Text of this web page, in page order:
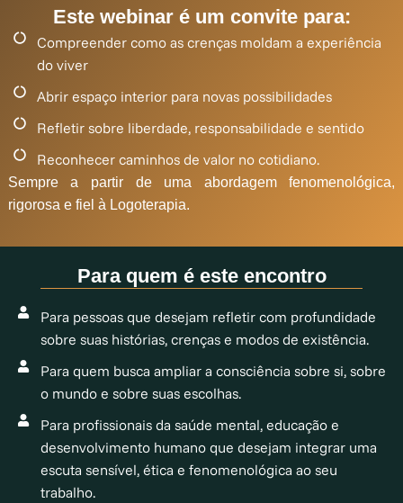
Este webinar é um convite para:
Compreender como as crenças moldam a experiência
do viver
Abrir espaço interior para novas possibilidades
Refletir sobre liberdade, responsabilidade e sentido
Reconhecer caminhos de valor no cotidiano.
Sempre a partir de uma abordagem fenomenológica,
rigorosa e fiel à Logoterapia.
Para quem é este encontro
Para pessoas que desejam refletir com profundidade
sobre suas histórias, crenças e modos de existência.
Para quem busca ampliar a consciência sobre si, sobre
o mundo e sobre suas escolhas.
Para profissionais da saúde mental, educação e
desenvolvimento humano que desejam integrar uma
escuta sensível, ética e fenomenológica ao seu
trabalho.